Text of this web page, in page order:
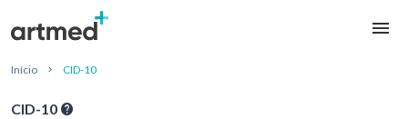
Início CID-10
CID-10